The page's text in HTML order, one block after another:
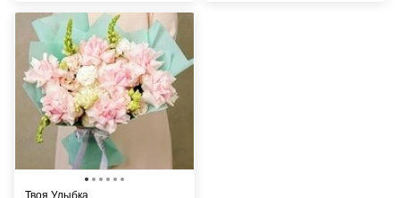
Твоя Улыбка